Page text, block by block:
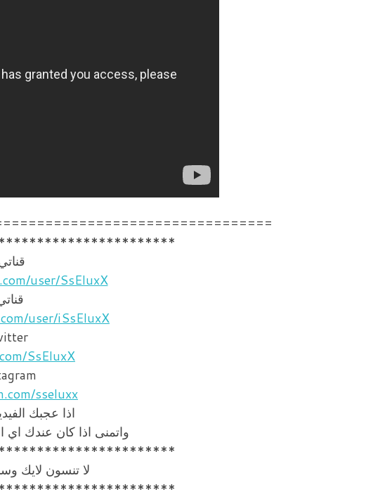
user/SsEluxX
user/iSsEluxX
:
SsEluxX
:
sseluxx
اذا عجبك
واتمنى اذا كان عندك
لا تنسون لايك